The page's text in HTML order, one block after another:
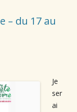
– du 17 au
Je
ser
ai